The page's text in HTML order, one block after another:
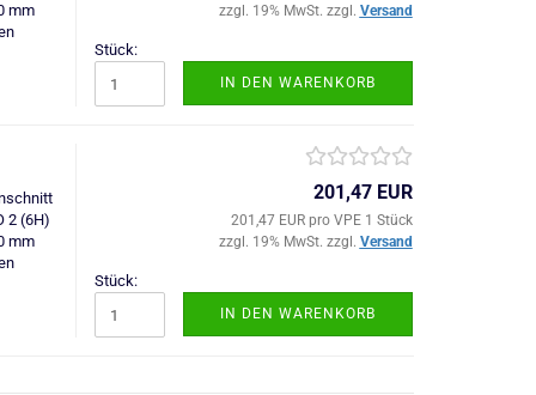
mm
zzgl. 19% MwSt. zzgl. Versand
Stück:
IN DEN WARENKORB
2 (6H)
mm
201,47 EUR
201,47 EUR pro VPE 1 Stück
zzgl. 19% MwSt. zzgl. Versand
Stück:
IN DEN WARENKORB